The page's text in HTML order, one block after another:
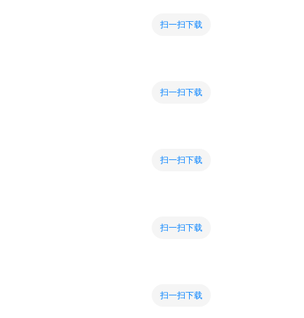
扫一扫下载
扫一扫下载
扫一扫下载
扫一扫下载
扫一扫下载